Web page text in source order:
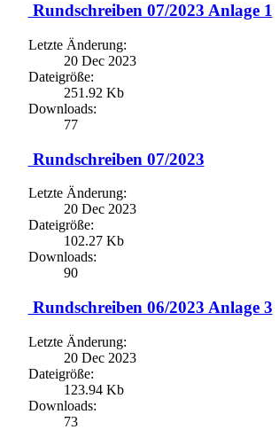
Rundschreiben 07/2023 Anlage 1
Letzte Änderung:
20 Dec 2023
Dateigröße:
251.92 Kb
Downloads:
77
Rundschreiben 07/2023
Letzte Änderung:
20 Dec 2023
Dateigröße:
102.27 Kb
Downloads:
90
Rundschreiben 06/2023 Anlage 3
Letzte Änderung:
20 Dec 2023
Dateigröße:
123.94 Kb
Downloads:
73